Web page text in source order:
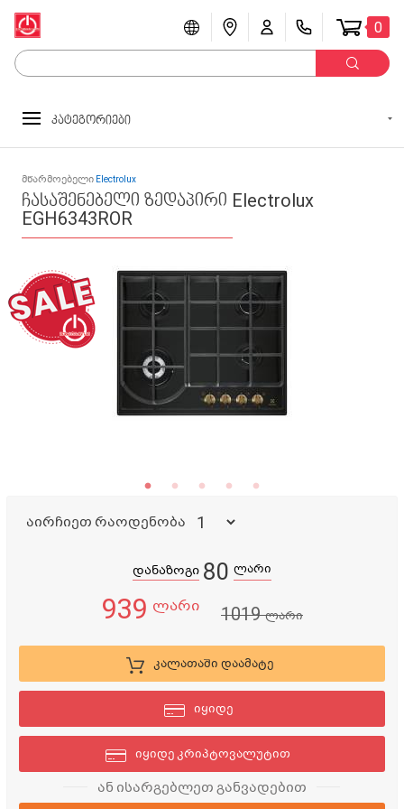
0
კატეგორიები
მწარმოებელი Electrolux
ჩასაშენებელი ზედაპირი Electrolux
EGH6343ROR
აირჩიეთ რაოდენობა
დანაზოგი 80 ლარი
939 ლარი 1019ლარი
კალათაში დაამატე
იყიდე
იყიდე კრიპტოვალუტით
ან ისარგებლეთ განვადებით